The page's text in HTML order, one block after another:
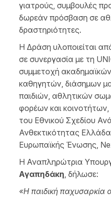
γιατρούς, συμβουλές
δωρεάν πρόσβαση σε
δραστηριότητες.
Η Δράση υλοποιείται
σε συνεργασία με τη
συμμετοχή
καθηγητών, διάσημων
παιδιών, αθλητικών
φορέων και
του Εθνικού Σχεδίου
Ανθεκτικότητας
Ευρωπαϊκής Ένωσης,
Η Αναπληρώτρια
Αγαπηδάκη, δήλωσε:
«Η παιδική παχυσαρκία